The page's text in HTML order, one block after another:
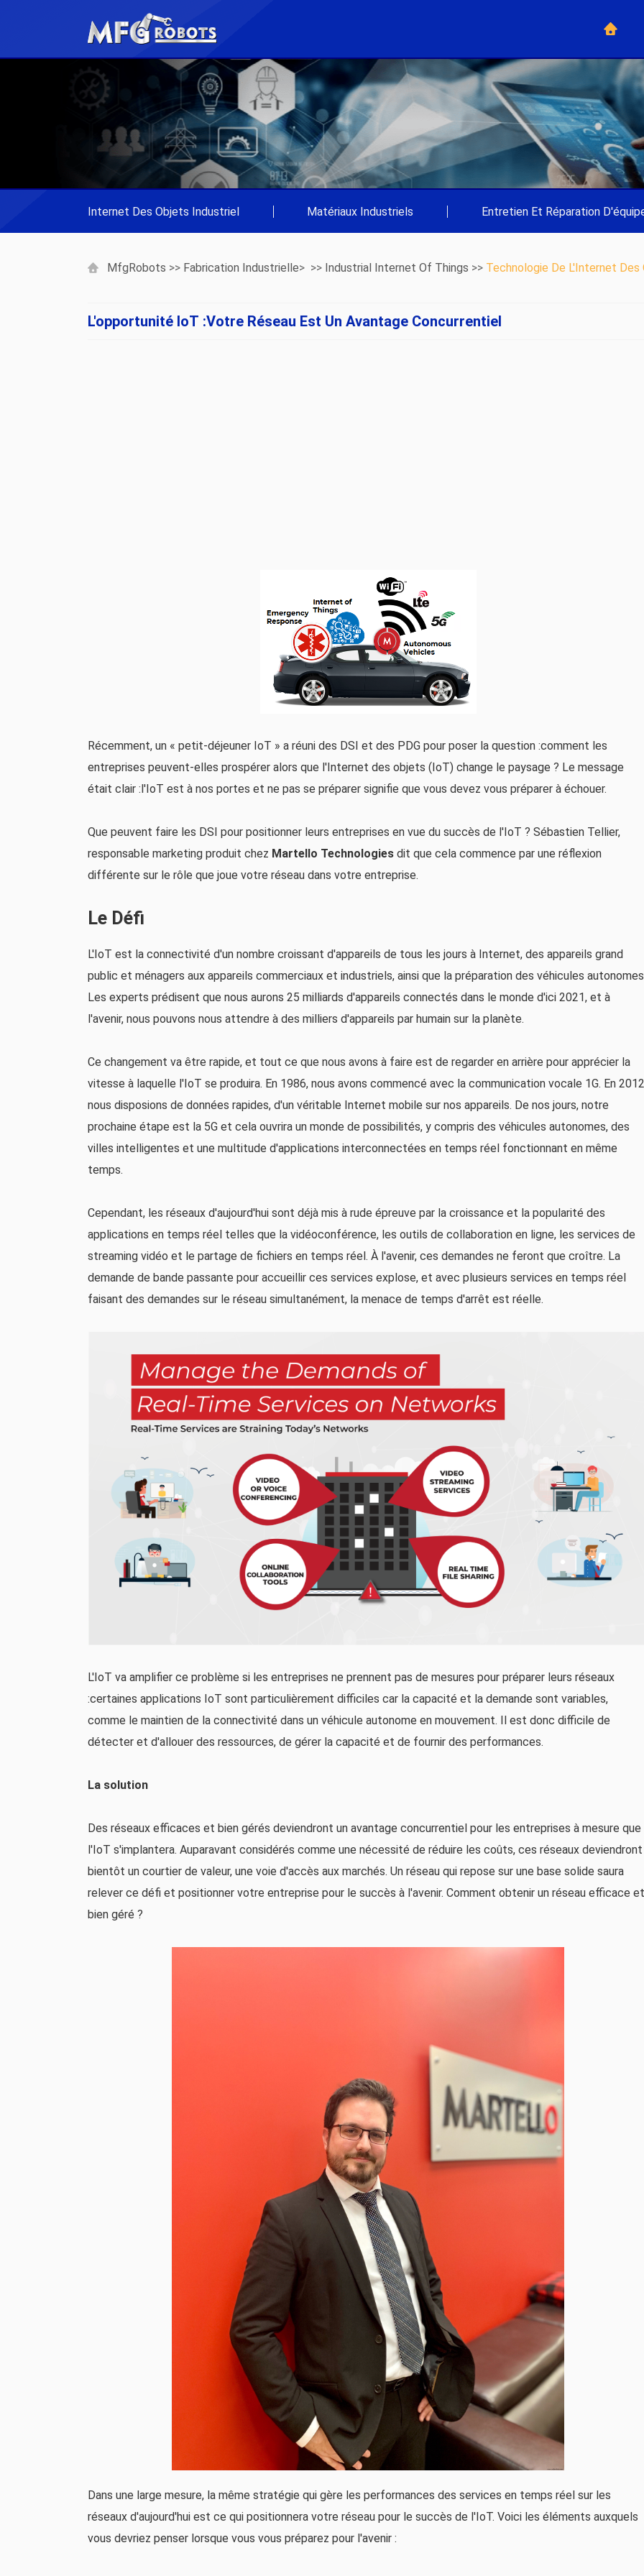
Internet Des Objets Industriel Matériaux Industriels Entretien Et Réparation
MfgRobots >> Fabrication Industrielle> >> Industrial Internet Of Things >> Technologie De L'Internet Des
L'opportunité IoT :votre Réseau Est Un Avantage Concurrentiel
Récemment, un « petit-déjeuner IoT » a réuni des DSI et des PDG pour poser la question :comment les
entreprises peuvent-elles prospérer alors que l'Internet des objets (IoT) change le paysage ? Le message
était clair :l'IoT est à nos portes et ne pas se préparer signifie que vous devez vous préparer à échouer.
Que peuvent faire les DSI pour positionner leurs entreprises en vue du succès de l'IoT ? Sébastien Tellier,
responsable marketing produit chez Martello Technologies dit que cela commence par une réflexion
différente sur le rôle que joue votre réseau dans votre entreprise.
Le Défi
L'IoT est la connectivité d'un nombre croissant d'appareils de tous les jours à Internet, des appareils grand
public et ménagers aux appareils commerciaux et industriels, ainsi que la préparation des véhicules
Les experts prédisent que nous aurons 25 milliards d'appareils connectés dans le monde d'ici 2021, et à
l'avenir, nous pouvons nous attendre à des milliers d'appareils par humain sur la planète.
Ce changement va être rapide, et tout ce que nous avons à faire est de regarder en arrière pour apprécier la
vitesse à laquelle l'IoT se produira. En 1986, nous avons commencé avec la communication vocale 1G. En
nous disposions de données rapides, d'un véritable Internet mobile sur nos appareils. De nos jours, notre
prochaine étape est la 5G et cela ouvrira un monde de possibilités, y compris des véhicules autonomes, des
villes intelligentes et une multitude d'applications interconnectées en temps réel fonctionnant en même
temps.
Cependant, les réseaux d'aujourd'hui sont déjà mis à rude épreuve par la croissance et la popularité des
applications en temps réel telles que la vidéoconférence, les outils de collaboration en ligne, les services de
streaming vidéo et le partage de fichiers en temps réel. À l'avenir, ces demandes ne feront que croître. La
demande de bande passante pour accueillir ces services explose, et avec plusieurs services en temps réel
faisant des demandes sur le réseau simultanément, la menace de temps d'arrêt est réelle.
L'IoT va amplifier ce problème si les entreprises ne prennent pas de mesures pour préparer leurs réseaux
:certaines applications IoT sont particulièrement difficiles car la capacité et la demande sont variables,
comme le maintien de la connectivité dans un véhicule autonome en mouvement. Il est donc difficile de
détecter et d'allouer des ressources, de gérer la capacité et de fournir des performances.
La solution
Des réseaux efficaces et bien gérés deviendront un avantage concurrentiel pour les entreprises à mesure que
l'IoT s'implantera. Auparavant considérés comme une nécessité de réduire les coûts, ces réseaux deviendront
bientôt un courtier de valeur, une voie d'accès aux marchés. Un réseau qui repose sur une base solide saura
relever ce défi et positionner votre entreprise pour le succès à l'avenir. Comment obtenir un réseau efficace et
bien géré ?
Dans une large mesure, la même stratégie qui gère les performances des services en temps réel sur les
réseaux d'aujourd'hui est ce qui positionnera votre réseau pour le succès de l'IoT. Voici les éléments auxquels
vous devriez penser lorsque vous vous préparez pour l'avenir :